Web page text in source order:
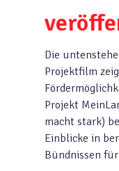
Die
Projektfilm
Projekt
macht stark)
Einblicke in
Bündnissen